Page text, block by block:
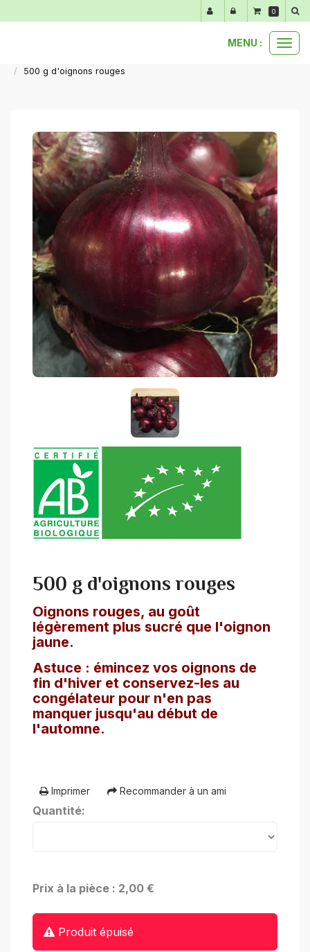
MENU :
500 g d'oignons rouges
500 g d'oignons rouges
Oignons rouges, au goût
légèrement plus sucré que l'oignon
jaune.
Astuce : émincez vos oignons de
fin d'hiver et conservez-les au
congélateur pour n'en pas
manquer jusqu'au début de
l'automne.
Imprimer Recommander à un ami
Quantité:
Prix à la pièce : 2,00 €
Produit épuisé
0